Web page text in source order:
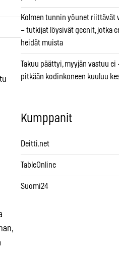
Kolmen tunnin yöunet riittävät
– tutkijat löysivät geenit, jotka
heidät muista
Takuu päättyi, myyjän vastuu ei
pitkään kodinkoneen kuuluu
Kumppanit
Deitti.net
TableOnline
Suomi24